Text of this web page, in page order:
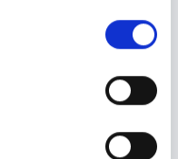
info/foglaljorvost-